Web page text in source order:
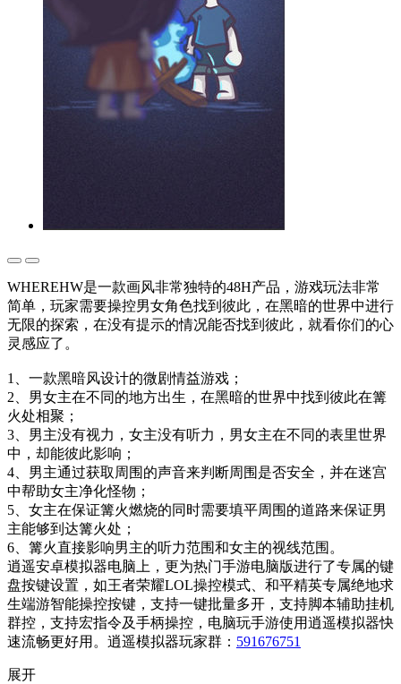
WHEREHW是一款画风非常独特的48H产品，游戏玩法非常
简单，玩家需要操控男女角色找到彼此，在黑暗的世界中进行
无限的探索，在没有提示的情况能否找到彼此，就看你们的心
灵感应了。
1、一款黑暗风设计的微剧情益游戏；
2、男女主在不同的地方出生，在黑暗的世界中找到彼此在篝
火处相聚；
3、男主没有视力，女主没有听力，男女主在不同的表里世界
中，却能彼此影响；
4、男主通过获取周围的声音来判断周围是否安全，并在迷宫
中帮助女主净化怪物；
5、女主在保证篝火燃烧的同时需要填平周围的道路来保证男
主能够到达篝火处；
6、篝火直接影响男主的听力范围和女主的视线范围。
逍遥安卓模拟器电脑上，更为热门手游电脑版进行了专属的键
盘按键设置，如王者荣耀LOL操控模式、和平精英专属绝地求
生端游智能操控按键，支持一键批量多开，支持脚本辅助挂机
群控，支持宏指令及手柄操控，电脑玩手游使用逍遥模拟器快
速流畅更好用。逍遥模拟器玩家群： 591676751
展开